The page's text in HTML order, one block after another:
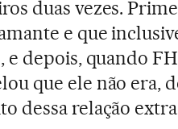
duas vezes.
e que
depois, quando
que ele não era,
dessa relação